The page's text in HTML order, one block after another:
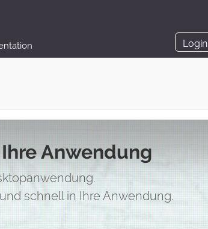
Login
Anwendung
schnell in Ihre Anwendung.